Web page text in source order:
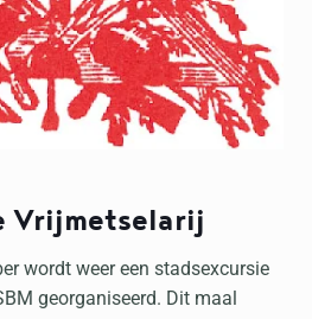
Vrijmetselarij
wordt weer een stadsexcursie
georganiseerd. Dit maal